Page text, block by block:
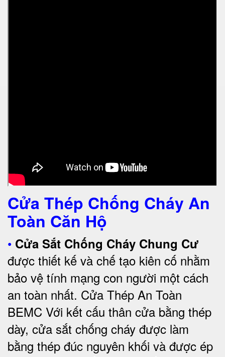
Cửa Thép Chống Cháy An
Toàn Căn Hộ
• Cửa Sắt Chống Cháy Chung Cư
được thiết kế và chế tạo kiên cố nhằm
bảo vệ tính mạng con người một cách
an toàn nhất. Cửa Thép An Toàn
BEMC Với kết cấu thân cửa bằng thép
dày, cửa sắt chống cháy được làm
bằng thép đúc nguyên khối và được ép